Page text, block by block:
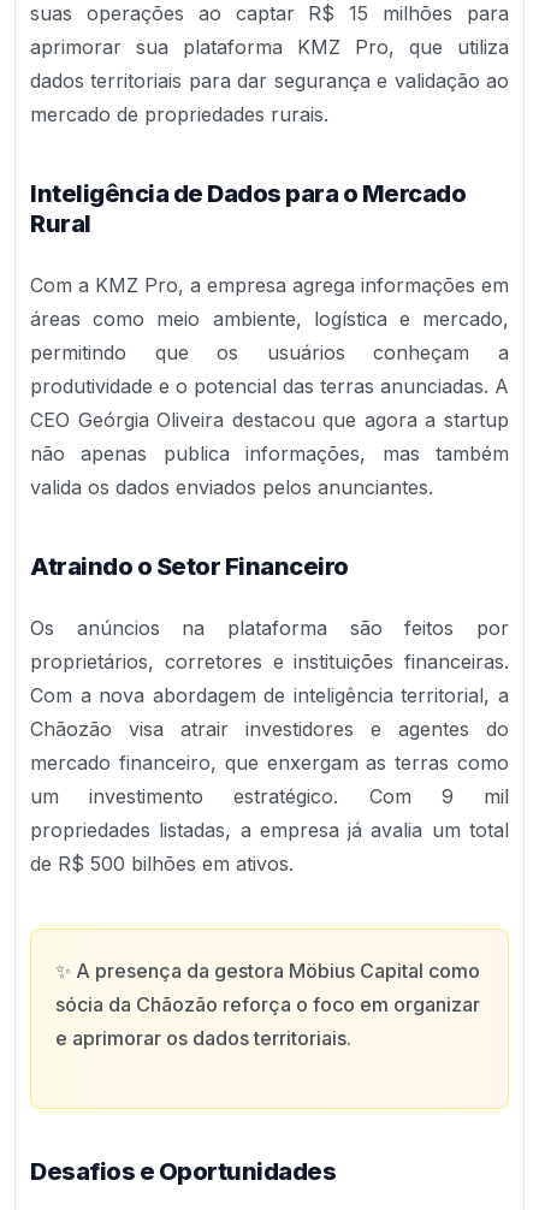
suas operações ao captar R$ 15 milhões para
aprimorar sua plataforma KMZ Pro, que utiliza
dados territoriais para dar segurança e validação ao
mercado de propriedades rurais.
Inteligência de Dados para o Mercado
Rural
Com a KMZ Pro, a empresa agrega informações em
áreas como meio ambiente, logística e mercado,
permitindo que os usuários conheçam a
produtividade e o potencial das terras anunciadas. A
CEO Geórgia Oliveira destacou que agora a startup
não apenas publica informações, mas também
valida os dados enviados pelos anunciantes.
Atraindo o Setor Financeiro
Os anúncios na plataforma são feitos por
proprietários, corretores e instituições financeiras.
Com a nova abordagem de inteligência territorial, a
Chãozão visa atrair investidores e agentes do
mercado financeiro, que enxergam as terras como
um investimento estratégico. Com 9 mil
propriedades listadas, a empresa já avalia um total
de R$ 500 bilhões em ativos.
✨ A presença da gestora Möbius Capital como
sócia da Chãozão reforça o foco em organizar
e aprimorar os dados territoriais.
Desafios e Oportunidades